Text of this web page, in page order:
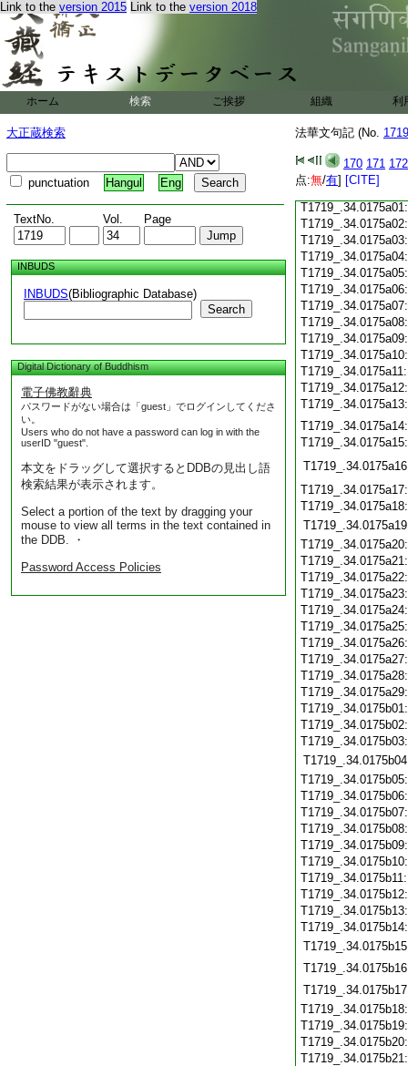
Link to the version 2015 Link to the version 2018
ホーム 検索 ご挨拶 組織 利
大正蔵検索
punctuation Hangul Eng
TextNo. Vol. Page
INBUDS
INBUDS(Bibliographic Database)
Search
Digital Dictionary of Buddhism
電子佛教辭典
パスワードがない場合は「guest」でログインしてくださ
い。
Users who do not have a password can log in with the
userID "guest".
本文をドラッグして選択するとDDBの見出し語
検索結果が表示されます。
Select a portion of the text by dragging your
mouse to view all terms in the text contained in
the DDB. ・
Password Access Policies
法華文句記 (No.
170 171 172
点:無/有] [CITE]